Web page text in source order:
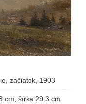
začiatok, 1903
cm, šírka 29.3 cm